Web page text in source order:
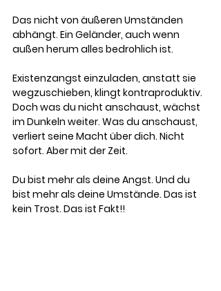
Das nicht von äußeren Umständen
abhängt. Ein Geländer, auch wenn
außen herum alles bedrohlich ist.
Existenzangst einzuladen, anstatt sie
wegzuschieben, klingt kontraproduktiv.
Doch was du nicht anschaust, wächst
im Dunkeln weiter. Was du anschaust,
verliert seine Macht über dich. Nicht
sofort. Aber mit der Zeit.
Du bist mehr als deine Angst. Und du
bist mehr als deine Umstände. Das ist
kein Trost. Das ist Fakt!!